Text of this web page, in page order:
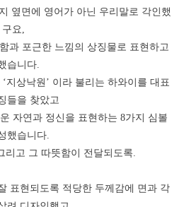
옆면에 영어가 아닌 우리말로 각인했
구요,
과 포근한 느낌의 상징물로 표현하고
습니다
‘지상낙원 ’ 이라 불리는 하와이를 대표
들을 찾았고
자연과 정신을 표현하는 8가지 심볼
했습니다
리고 그 따뜻함이 전달되도록
표현되도록 적당한 두께감에 면과 각